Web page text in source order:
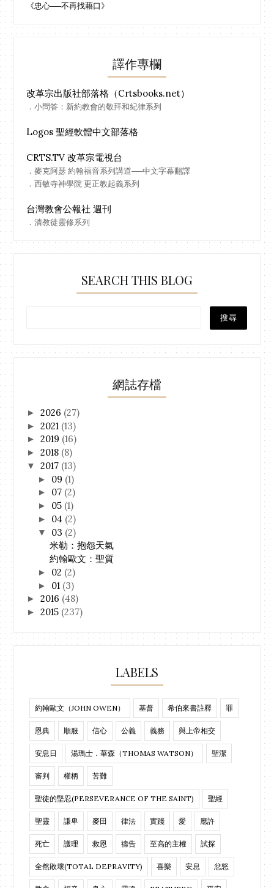
《忠心──不再找藉口》
譯作專欄
改革宗出版社部落格（Crtsbooks.net）
．小問答：新約教會的敬拜和紀律系列
Logos 聖經軟體中文部落格
CRTS.TV 改革宗電視台
．麥克阿瑟 約翰福音系列講道──中文字幕翻譯
．西敏寺神學院 更正教起義系列
台灣教會公報社 週刊
．清教徒靈修系列
SEARCH THIS BLOG
網誌存檔
►2026 (27)
►2021 (13)
►2019 (16)
►2018 (8)
▼2017 (13)
► 09 (1)
► 07 (2)
► 05 (1)
► 04 (2)
▼ 03 (2)
米勒：抱怨天氣
約翰歐文：聖質
► 02 (2)
► 01 (3)
►2016 (48)
►2015 (237)
LABELS
約翰歐文（JOHN OWEN） 基督 希伯來書註釋 罪
恩典 順服 信心 公義 義務 與上帝相交
安息日 湯瑪士．華森（THOMAS WATSON） 聖潔
審判 權柄 苦難
聖徒的堅忍(PERSEVERANCE OF THE SAINT) 聖經
聖靈 謙卑 麥田 律法 實踐 愛 應許
死亡 護理 救恩 禱告 至高的主權 試探
全然敗壞(TOTAL DEPRAVITY) 喜樂 安息 忿怒